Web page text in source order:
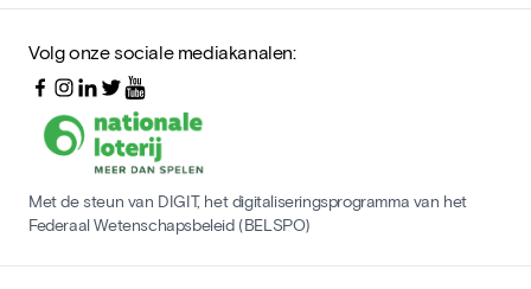
Volg onze sociale mediakanalen:
Met de steun van DIGIT, het digitaliseringsprogramma van het
Federaal Wetenschapsbeleid (BELSPO)